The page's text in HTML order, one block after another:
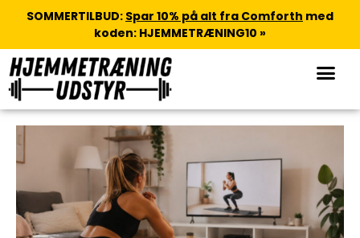
SOMMERTILBUD: Spar 10% på alt fra Comforth med
koden: HJEMMETRÆNING10 »